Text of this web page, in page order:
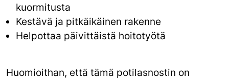
kuormitusta
Kestävä ja pitkäikäinen rakenne
Helpottaa päivittäistä hoitotyötä
Huomioithan, että tämä potilasnostin on